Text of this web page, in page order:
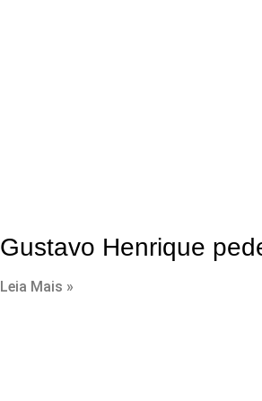
Gustavo Henrique
Leia Mais »